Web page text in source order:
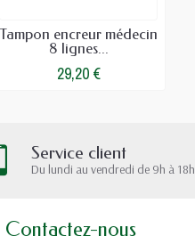
Tampon encreur médecin
8 lignes...
29,20 €
Service client
Du lundi au vendredi de 9h à 18h
Contactez-nous